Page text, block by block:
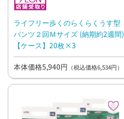
ライフリー歩くのらくらくうす型
パンツ２回Ｍサイズ (納期約2週間)
【ケース】20枚×3
本体価格5,940円 （税込価格6,534円）